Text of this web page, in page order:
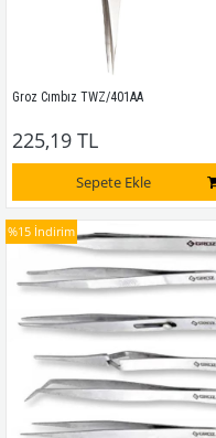
Groz Cımbız TWZ/401AA
225,19 TL
Sepete Ekle
%15 İndirim